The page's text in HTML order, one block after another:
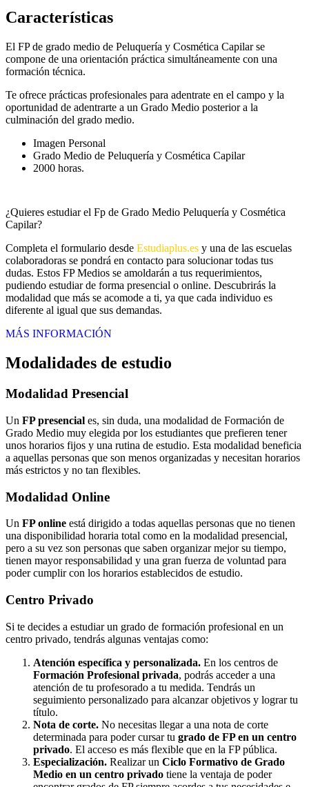
Características
El FP de grado medio de Peluquería y Cosmética Capilar se
compone de una orientación práctica simultáneamente con una
formación técnica.
Te ofrece prácticas profesionales para adentrate en el campo y la
oportunidad de adentrarte a un Grado Medio posterior a la
culminación del grado medio.
Imagen Personal
Grado Medio de Peluquería y Cosmética Capilar
2000 horas.
¿Quieres estudiar el Fp de Grado Medio Peluquería y Cosmética
Capilar?
Completa el formulario desde Estudiaplus.es y una de las escuelas
colaboradoras se pondrá en contacto para solucionar todas tus
dudas. Estos FP Medios se amoldarán a tus requerimientos,
pudiendo estudiar de forma presencial o online. Descubrirás la
modalidad que más se acomode a ti, ya que cada individuo es
diferente al igual que sus demandas.
MÁS INFORMACIÓN
Modalidades de estudio
Modalidad Presencial
Un FP presencial es, sin duda, una modalidad de Formación de
Grado Medio muy elegida por los estudiantes que prefieren tener
unos horarios fijos y una rutina de estudio. Esta modalidad beneficia
a aquellas personas que son menos organizadas y necesitan horarios
más estrictos y no tan flexibles.
Modalidad Online
Un FP online está dirigido a todas aquellas personas que no tienen
una disponibilidad horaria total como en la modalidad presencial,
pero a su vez son personas que saben organizar mejor su tiempo,
tienen mayor responsabilidad y una gran fuerza de voluntad para
poder cumplir con los horarios establecidos de estudio.
Centro Privado
Si te decides a estudiar un grado de formación profesional en un
centro privado, tendrás algunas ventajas como:
Atención específica y personalizada. En los centros de
Formación Profesional privada, podrás acceder a una
atención de tu profesorado a tu medida. Tendrás un
seguimiento personalizado para alcanzar objetivos y lograr tu
título.
Nota de corte. No necesitas llegar a una nota de corte
determinada para poder cursar tu grado de FP en un centro
privado. El acceso es más flexible que en la FP pública.
Especialización. Realizar un Ciclo Formativo de Grado
Medio en un centro privado tiene la ventaja de poder